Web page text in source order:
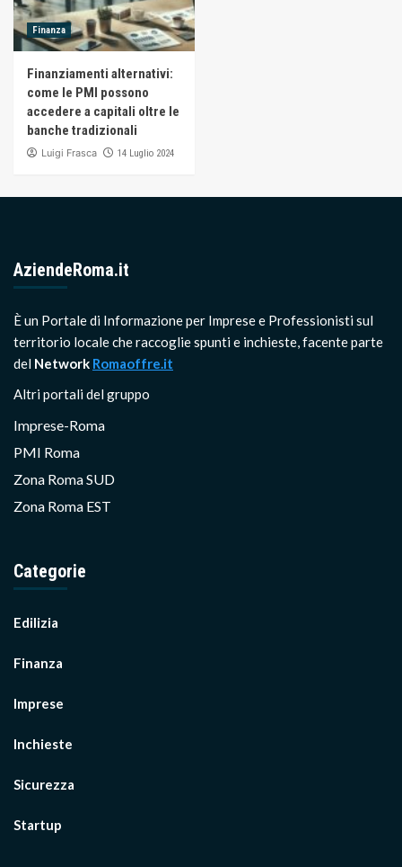
Finanza
Finanziamenti alternativi:
come le PMI possono
accedere a capitali oltre le
banche tradizionali
Luigi Frasca 14 Luglio 2024
AziendeRoma.it
È un Portale di Informazione per Imprese e Professionisti sul
territorio locale che raccoglie spunti e inchieste, facente parte
del Network Romaoffre.it
Altri portali del gruppo
Imprese-Roma
PMI Roma
Zona Roma SUD
Zona Roma EST
Categorie
Edilizia
Finanza
Imprese
Inchieste
Sicurezza
Startup